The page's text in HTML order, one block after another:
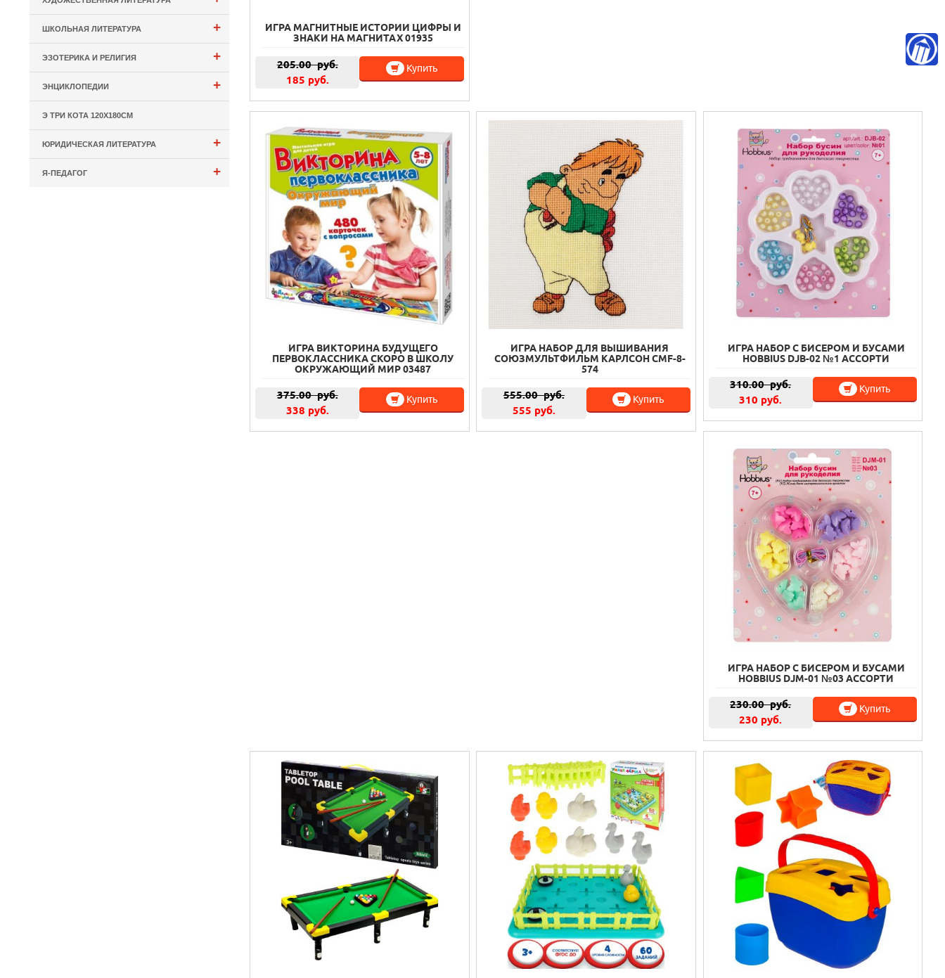
ИГРА МАГНИТНЫЕ ИСТОРИИ ЦИФРЫ И
ЗНАКИ НА МАГНИТАХ 01935
205.00руб.
185 руб.
Купить
ИГРА ВИКТОРИНА БУДУЩЕГО
ПЕРВОКЛАССНИКА СКОРО В ШКОЛУ
ОКРУЖАЮЩИЙ МИР 03487
375.00руб.
338 руб.
Купить
ИГРА НАБОР ДЛЯ ВЫШИВАНИЯ
СОЮЗМУЛЬТФИЛЬМ КАРЛСОН CMF-8-
574
555.00руб.
555 руб.
Купить
ИГРА НАБОР С БИСЕРОМ И БУСАМИ
HOBBIUS DJB-02 №1 АССОРТИ
310.00руб.
310 руб.
Купить
ИГРА НАБОР С БИСЕРОМ И БУСАМИ
HOBBIUS DJM-01 №03 АССОРТИ
230.00руб.
230 руб.
Купить
+
ШКОЛЬНАЯ ЛИТЕРАТУРА
+
ЭЗОТЕРИКА И РЕЛИГИЯ
+
ЭНЦИКЛОПЕДИИ
Э ТРИ КОТА 120Х180СМ
+
ЮРИДИЧЕСКАЯ ЛИТЕРАТУРА
+
Я-ПЕДАГОГ